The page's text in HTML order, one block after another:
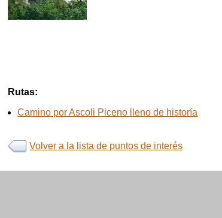
Rutas:
Camino por Ascoli Piceno lleno de historía
Volver a la lista de puntos de interés